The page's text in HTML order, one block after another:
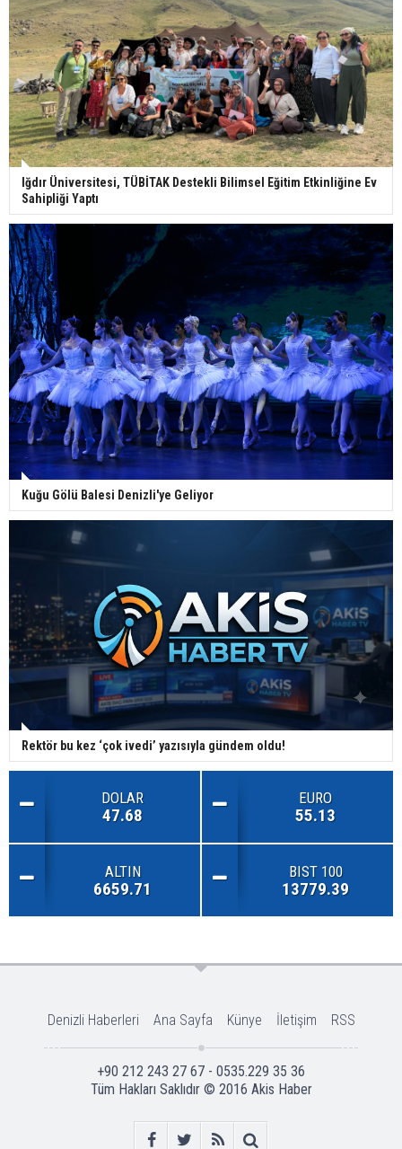
Iğdır Üniversitesi, TÜBİTAK Destekli Bilimsel Eğitim Etkinliğine Ev
Sahipliği Yaptı
Kuğu Gölü Balesi Denizli'ye Geliyor
Rektör bu kez ‘çok ivedi’ yazısıyla gündem oldu!
DOLAR
47.68
EURO
55.13
ALTIN
6659.71
BIST 100
13779.39
Denizli Haberleri Ana Sayfa Künye İletişim RSS
+90 212 243 27 67 - 0535.229 35 36
Tüm Hakları Saklıdır © 2016 Akis Haber